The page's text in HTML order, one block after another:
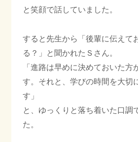
と笑顔で話していました。
すると先生から「後輩に伝えて
る？」と聞かれたＳさん。
「進路は早めに決めておいた方
す。それと、学びの時間を大切
す」
と、ゆっくりと落ち着いた口調
た。